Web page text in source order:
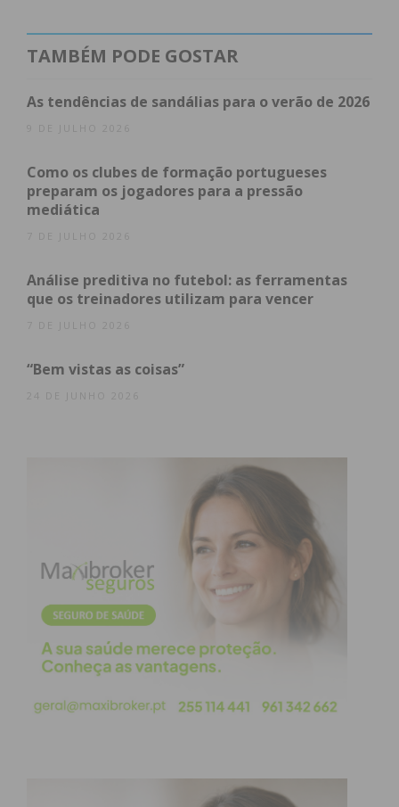
não tóxicos em cosméticos está-se a tornar mais
Cosméticos que contêm ingredientes sintéticos ou
produtos químicos agressivos podem ser
prejudiciais à pele e ao meio ambiente. Ao escolher
cosméticos naturais e não tóxicos, não só cuida da
mais sustentável e ecológico.
Índice
CBD vs. Cosméticos Tradicionais
Potenciais Desvantagens dos Cosméticos com
Subscreva a newsletter do Imediato
O que é o CBD nos
cosméticos?
na planta de cannabis. O CBD é extraído da planta e
TAMBÉM PODE GOSTAR
As tendências de sandálias para o verão de 2026
Como os clubes de formação portugueses
preparam os jogadores para a pressão
mediática
7 DE JULHO 2026
Análise preditiva no futebol: as ferramentas
que os treinadores utilizam para vencer
7 DE JULHO 2026
“Bem vistas as coisas”
24 DE JUNHO 2026